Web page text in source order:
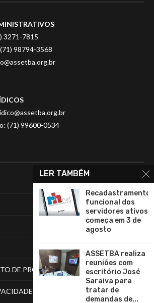
3271-7815
98794-3568
(71) 99600-0534
DE PROCESSOS
LER TAMBÉM
Recadastramento
funcional dos
servidores ativos
começa em 3 de
agosto
ASSETBA realiza
reuniões com
escritório José
Saraiva para
tratar de
demandas de...